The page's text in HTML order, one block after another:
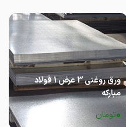
ورق روغنی 3 عرض 1 فولاد
مبارکه
0تومان